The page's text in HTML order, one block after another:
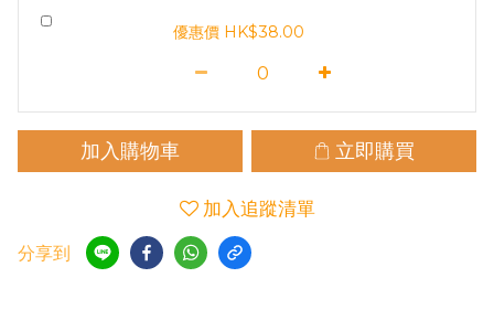
優惠價 HK$38.00
加入購物車 立即購買
加入追蹤清單
分享到